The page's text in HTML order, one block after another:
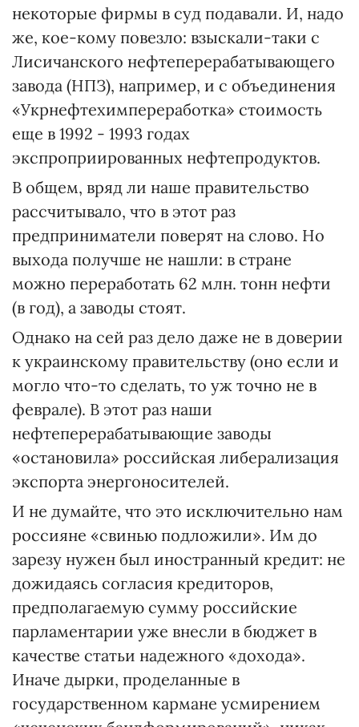
некоторые фирмы в суд подавали. И, надо
же, кое-кому повезло: взыскали-таки с
Лисичанского нефтеперерабатывающего
завода (НПЗ), например, и с объединения
«Укрнефтехимпереработка» стоимость
еще в 1992 - 1993 годах
экспроприированных нефтепродуктов.
В общем, вряд ли наше правительство
рассчитывало, что в этот раз
предприниматели поверят на слово. Но
выхода получше не нашли: в стране
можно переработать 62 млн. тонн нефти
(в год), а заводы стоят.
Однако на сей раз дело даже не в доверии
к украинскому правительству (оно если и
могло что-то сделать, то уж точно не в
феврале). В этот раз наши
нефтеперерабатывающие заводы
«остановила» российская либерализация
экспорта энергоносителей.
И не думайте, что это исключительно нам
россияне «свинью подложили». Им до
зарезу нужен был иностранный кредит: не
дожидаясь согласия кредиторов,
предполагаемую сумму российские
парламентарии уже внесли в бюджет в
качестве статьи надежного «дохода».
Иначе дырки, проделанные в
государственном кармане усмирением